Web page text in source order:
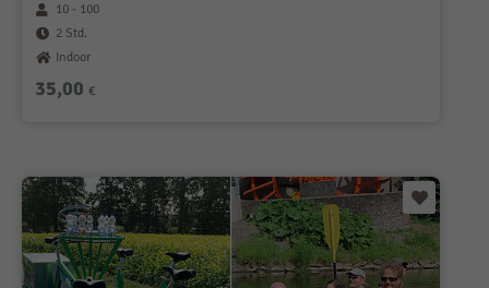
10 - 100
2 Std.
Indoor
35,00 €